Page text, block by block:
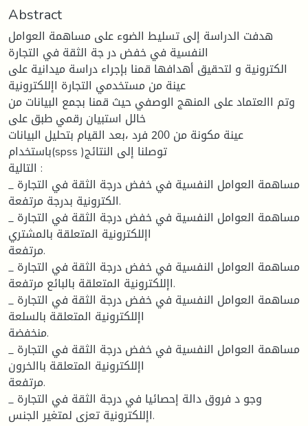
Abstract
هدفت الدراسة إلى تسليط الضوء على مساهمة العوامل
النفسية في خفض در جة الثقة في التجارة
الكترونية و لتحقيق أهدافها قمنا بإجراء دراسة ميدانية على
عينة من مستخدمي التجارة اإللكترونية
وتم االعتماد على المنهج الوصفي حيث قمنا بجمع البيانات من
خالل استبيان رقمي طبق على
عينة مكونة من 200 فرد ،بعد القيام بتحليل البيانات
باستخدام(spss )توصلنا إلى النتائج
التالية :
_ مساهمة العوامل النفسية في خفض درجة الثقة في التجارة
الكترونية بدرجة مرتفعة.
_ مساهمة العوامل النفسية في خفض درجة الثقة في التجارة
اإللكترونية المتعلقة بالمشتري
مرتفعة.
_ مساهمة العوامل النفسية في خفض درجة الثقة في التجارة
اإللكترونية المتعلقة بالبائع مرتفعة.
_ مساهمة العوامل النفسية في خفض درجة الثقة في التجارة
اإللكترونية المتعلقة بالسلعة
منخفضة.
_ مساهمة العوامل النفسية في خفض درجة الثقة في التجارة
اإللكترونية المتعلقة باالخرون
مرتفعة.
_ وجو د فروق دالة إحصائيا في درجة الثقة في التجارة
اإللكترونية تعزى لمتغير الجنس.